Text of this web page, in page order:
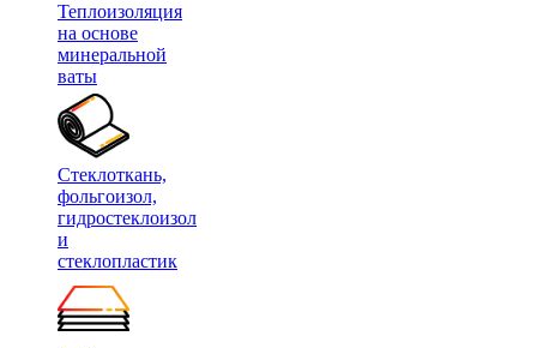
Теплоизоляция
на основе
минеральной
ваты
Стеклоткань,
фольгоизол,
гидростеклоизол
и
стеклопластик